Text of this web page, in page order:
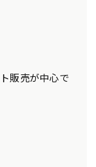
販売が中心で